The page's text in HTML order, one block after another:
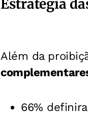
Estratégia
Além da
66%